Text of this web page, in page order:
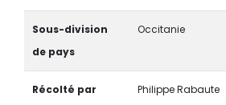
Sous-division
de pays
Occitanie
Récolté par Philippe Rabaute